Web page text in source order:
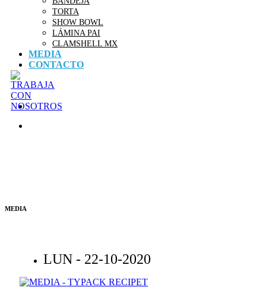
TORTA
SHOW BOWL
LÁMINA PAI
CLAMSHELL MX
MEDIA
CONTACTO
MEDIA
LUN - 22-10-2020